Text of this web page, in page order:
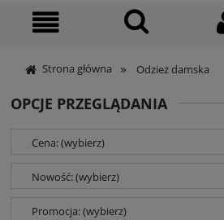
Strona główna » Odzież damska
OPCJE PRZEGLĄDANIA
Cena: (wybierz)
Nowość: (wybierz)
Promocja: (wybierz)